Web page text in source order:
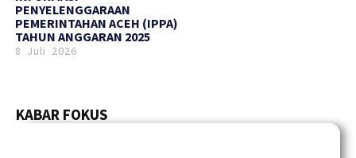
PENYELENGGARAAN
PEMERINTAHAN ACEH (IPPA)
TAHUN ANGGARAN 2025
8 Juli 2026
KABAR FOKUS